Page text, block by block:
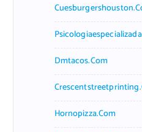
Dmtacos.com
Hornopizza.com